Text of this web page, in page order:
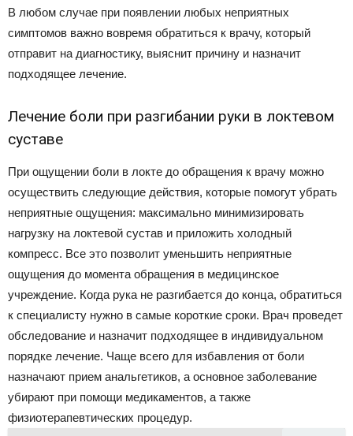
В любом случае при появлении любых неприятных
симптомов важно вовремя обратиться к врачу, который
отправит на диагностику, выяснит причину и назначит
подходящее лечение.
Лечение боли при разгибании руки в локтевом
суставе
При ощущении боли в локте до обращения к врачу можно
осуществить следующие действия, которые помогут убрать
неприятные ощущения: максимально минимизировать
нагрузку на локтевой сустав и приложить холодный
компресс. Все это позволит уменьшить неприятные
ощущения до момента обращения в медицинское
учреждение. Когда рука не разгибается до конца, обратиться
к специалисту нужно в самые короткие сроки. Врач проведет
обследование и назначит подходящее в индивидуальном
порядке лечение. Чаще всего для избавления от боли
назначают прием анальгетиков, а основное заболевание
убирают при помощи медикаментов, а также
физиотерапевтических процедур.